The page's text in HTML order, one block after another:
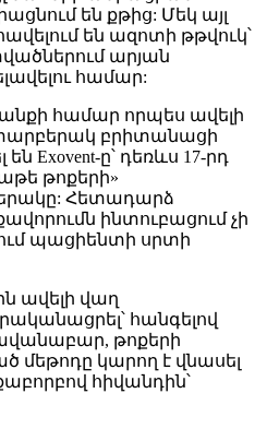
են քթից: Մեկ այլ
են ազոտի թթվուկ՝
արյան
համար:
համար որպես ավելի
բրիտանացի
Exovent-ը՝ դեռևս 17-րդ
թոքերի»
Հետադարձ
ինտուբացում չի
պացիենտի սրտի
ավելի վաղ
հանգելով
թոքերի
մեթոդը կարող է վնասել
հիվանդին՝